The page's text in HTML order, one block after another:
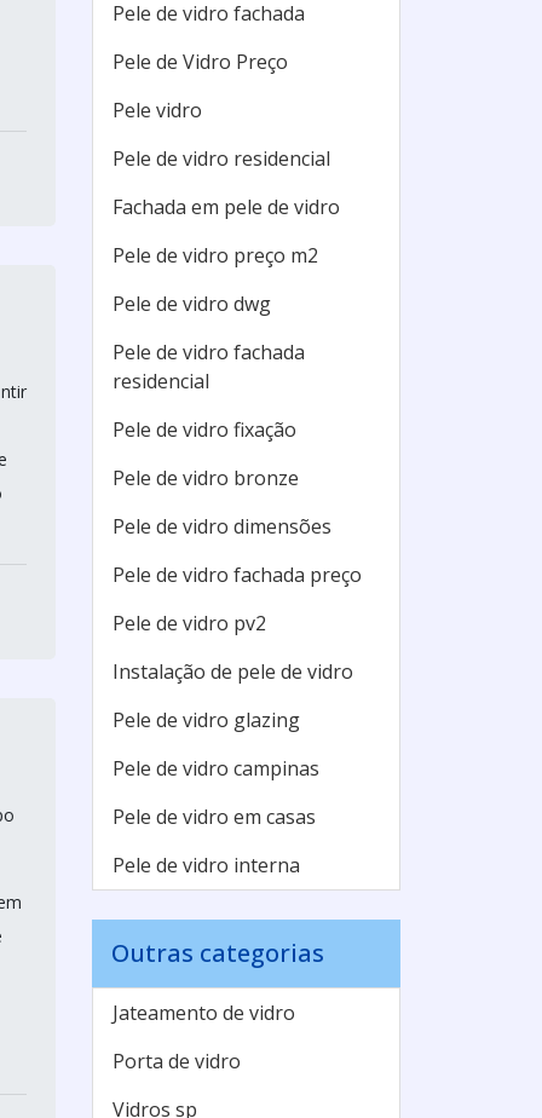
Pele de vidro fachada
Pele de Vidro Preço
Pele vidro
Pele de vidro residencial
Fachada em pele de vidro
Pele de vidro preço m2
Pele de vidro dwg
Pele de vidro fachada
residencial
Pele de vidro fixação
Pele de vidro bronze
Pele de vidro dimensões
Pele de vidro fachada preço
Pele de vidro pv2
Instalação de pele de vidro
Pele de vidro glazing
Pele de vidro campinas
Pele de vidro em casas
Pele de vidro interna
Outras categorias
Jateamento de vidro
Porta de vidro
Vidros sp